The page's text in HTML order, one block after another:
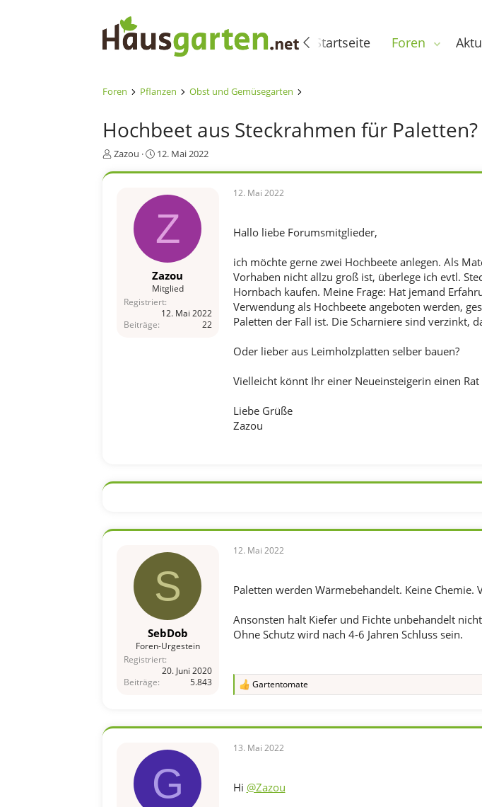
Startseite Foren
Foren Pflanzen Obst und Gemüsegarten
Hochbeet aus Steckrahmen für Paletten?
E
Zazou
E
t
12. Mai 2022
Z
Zazou
Mitglied
Registriert
12. Mai 2022
Beiträge
22
12. Mai 2022
Hallo liebe Forumsmitglieder,
ich möchte gerne zwei Hochbeete anlegen. Als
Vorhaben nicht allzu groß ist, überlege ich evtl.
Hornbach kaufen. Meine Frage: Hat jemand
Verwendung als Hochbeete angeboten werden,
Paletten der Fall ist. Die Scharniere sind verzinkt,
Oder lieber aus Leimholzplatten selber bauen?
Vielleicht könnt Ihr einer Neueinsteigerin einen Rat
Liebe Grüße
Zazou
S
SebDob
Foren-Urgestein
Registriert
20. Juni 2020
Beiträge
5.843
12. Mai 2022
Paletten werden Wärmebehandelt. Keine Chemie.
Ansonsten halt Kiefer und Fichte unbehandelt
Ohne Schutz wird nach 4-6 Jahren Schluss sein.
R
i
n
Gartentomate
G
13. Mai 2022
Hi @Zazou